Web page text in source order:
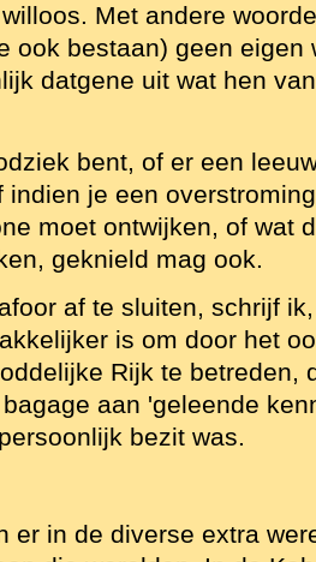
Met andere
ook bestaan) geen eigen
datgene uit wat hen
bent, of er een
indien je een
moet ontwijken, of wat
geknield mag ook.
af te sluiten, schrijf
is om door het
Rijk te betreden,
aan 'geleende
bezit was.
er in de diverse extra